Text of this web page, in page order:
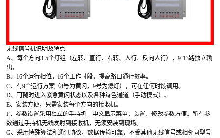
无线信号机说明及特点:
A、每个方向3-5个灯组（左转、直行、右转、人行、反向人行），9-13路独立输
出。
B、16个运行相位，16个工作时段，提高路口通行效率。
C、有9个运行方案（8号为黄闪，9号为熄灯），可在任何时段调用。
D、可随时进入紧急黄闪状态以及各种绿色通道（手动模式）。
E、安装方便，只需安装每个方向的接收机。
F、参数设置采用独立的手持机，中文显示菜单，设置、修改参数方便。所有参
数通过手持机无线发射到接收机，无须安装到现场。
G、采用特殊算法和通讯协议，数据传输可靠，不受其他无线信号或相邻同型号